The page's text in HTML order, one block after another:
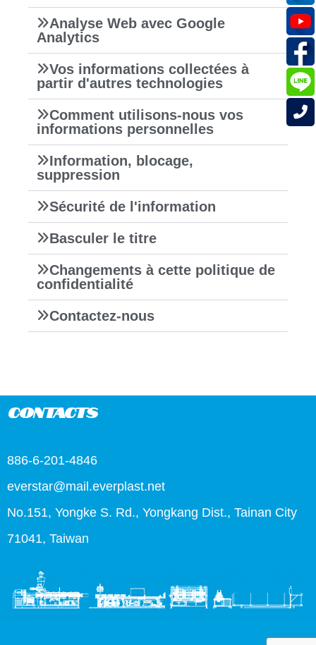
Analyse Web avec Google
Analytics
Vos informations collectées à
partir d'autres technologies
Comment utilisons-nous vos
informations personnelles
Information, blocage,
suppression
Sécurité de l'information
Basculer le titre
Changements à cette politique de
confidentialité
Contactez-nous
Contacts
886-6-201-4846
everstar@mail.everplast.net
No.151, Yongke S. Rd., Yongkang Dist., Tainan City
71041, Taiwan